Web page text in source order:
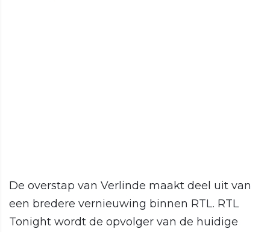
De overstap van Verlinde maakt deel uit van
een bredere vernieuwing binnen RTL. RTL
Tonight wordt de opvolger van de huidige